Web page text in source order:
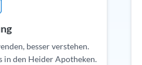
besser verstehen.
in den Heider Apotheken.